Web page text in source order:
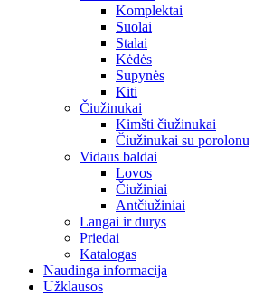
Komplektai
Suolai
Stalai
Kėdės
Supynės
Kiti
Čiužinukai
Kimšti čiužinukai
Čiužinukai su porolonu
Vidaus baldai
Lovos
Čiužiniai
Antčiužiniai
Langai ir durys
Priedai
Katalogas
Naudinga informacija
Užklausos